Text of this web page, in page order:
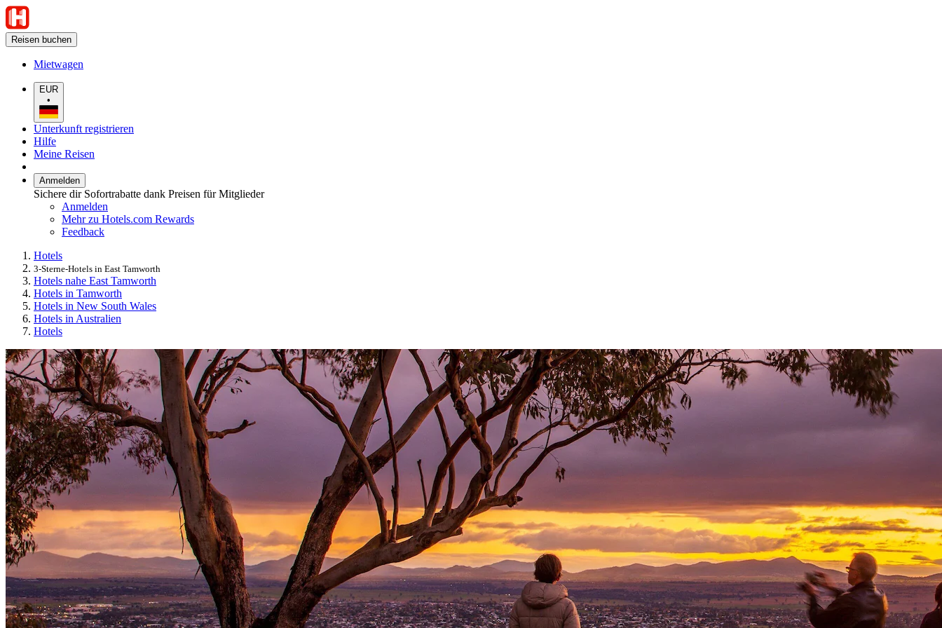
Reisen buchen
Mietwagen
EUR
•
Unterkunft registrieren
Hilfe
Meine Reisen
Anmelden
Sichere dir Sofortrabatte dank Preisen für Mitglieder
Anmelden
Mehr zu Hotels.com Rewards
Feedback
Hotels
3-Sterne-Hotels in East Tamworth
Hotels nahe East Tamworth
Hotels in Tamworth
Hotels in New South Wales
Hotels in Australien
Hotels